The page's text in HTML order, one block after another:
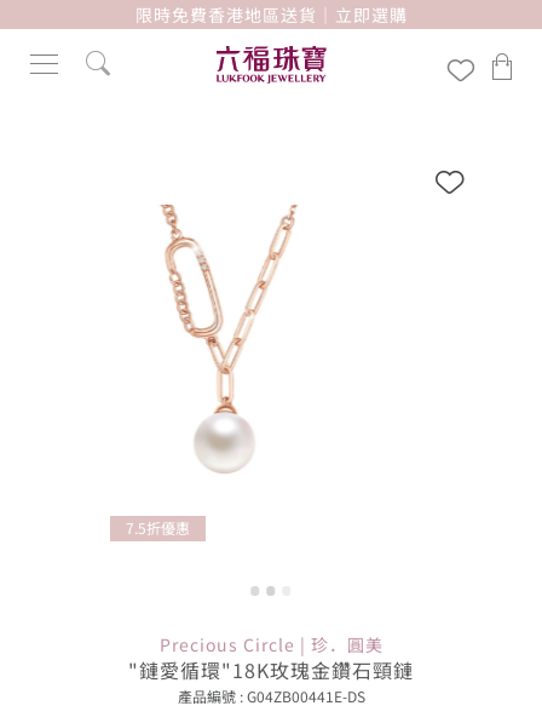
限時免費香港地區送貨｜立即選購
7.5折優惠
Precious Circle | 珍．圓美
"鏈愛循環"18K玫瑰金鑽石頸鏈
產品編號 : G04ZB00441E-DS